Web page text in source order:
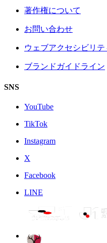
著作権について
お問い合わせ
ウェブアクセシビリテ
ブランドガイドライン
SNS
YouTube
TikTok
Instagram
X
Facebook
LINE